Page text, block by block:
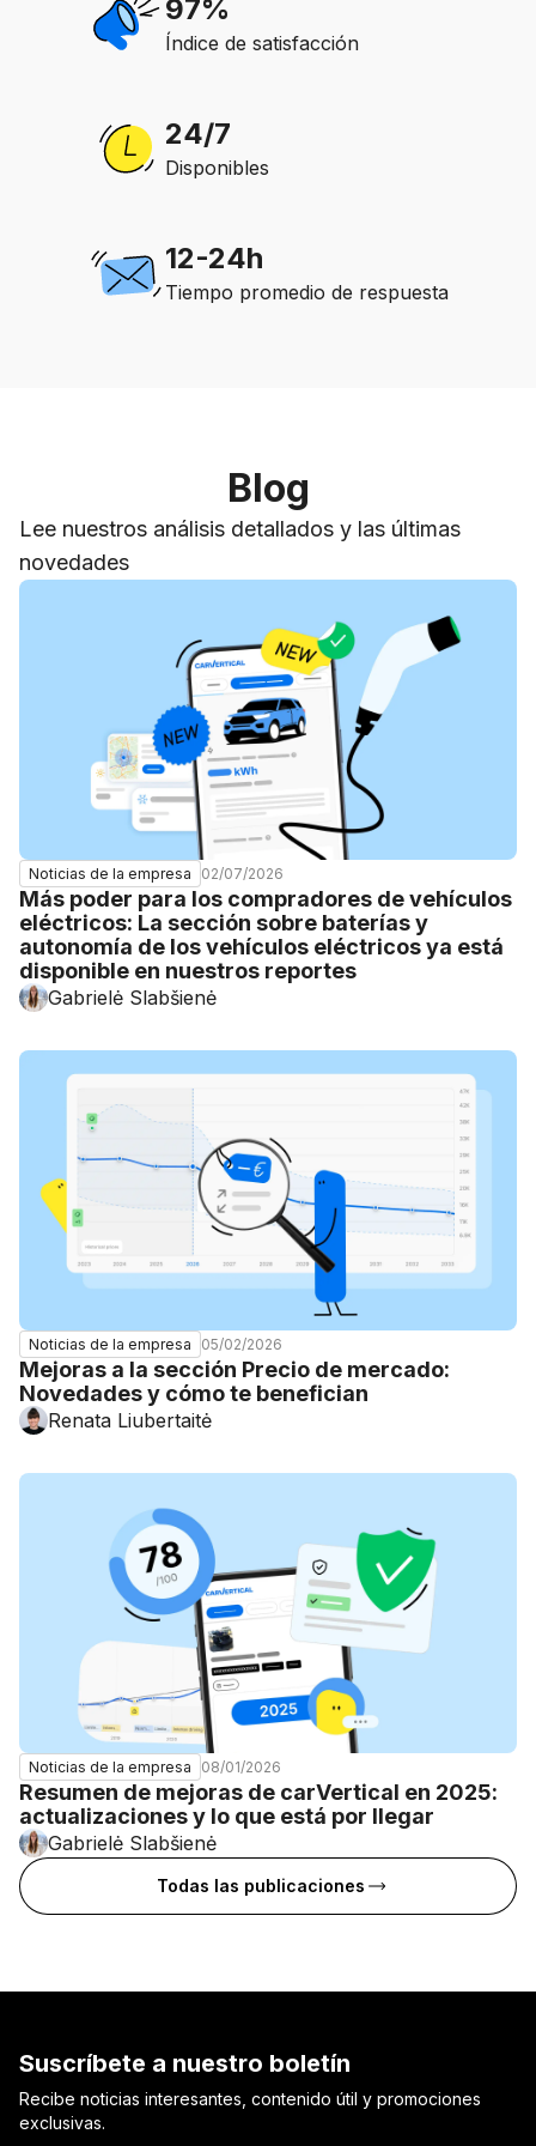
97%
Índice de satisfacción
24/7
Disponibles
12-24h
Tiempo promedio de respuesta
Blog
Lee nuestros análisis detallados y las últimas
novedades
Noticias de la empresa 02/07/2026
Más poder para los compradores de vehículos
eléctricos: La sección sobre baterías y
autonomía de los vehículos eléctricos ya está
disponible en nuestros reportes
Gabrielė Slabšienė
Noticias de la empresa 05/02/2026
Mejoras a la sección Precio de mercado:
Novedades y cómo te benefician
Renata Liubertaitė
Noticias de la empresa 08/01/2026
Resumen de mejoras de carVertical en 2025:
actualizaciones y lo que está por llegar
Gabrielė Slabšienė
Todas las publicaciones
Suscríbete a nuestro boletín
Recibe noticias interesantes, contenido útil y promociones
exclusivas.